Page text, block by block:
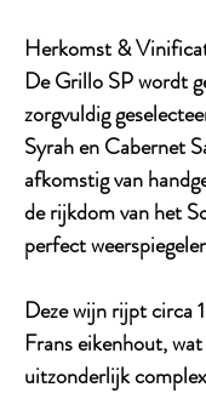
Herkomst &
De Grillo SP wordt
zorgvuldig
Syrah en Cabernet
afkomstig van
de rijkdom van het
perfect
Deze wijn rijptcirca
Frans eikenhout,
uitzonderlijk